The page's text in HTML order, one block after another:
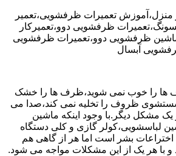
تعمیرات ظرفشویی،تعمیر
ظرفشویی دوو،تعمیرکار
ظرفشویی دوو،تعمیرات ظرفشویی
آبسال
را خوب نمی شوید،ظرف ها را خشک
ظروف را تخلیه نمی کند،صدا می
یک مشکل دیگر.با وجود اینکه ماشین
لباسشویی،کولر گازی و کلی دستگاه
اختراعات بشر است اما هر از گاهی هم
و با هر یک از این مشکلات مواجه می شود.